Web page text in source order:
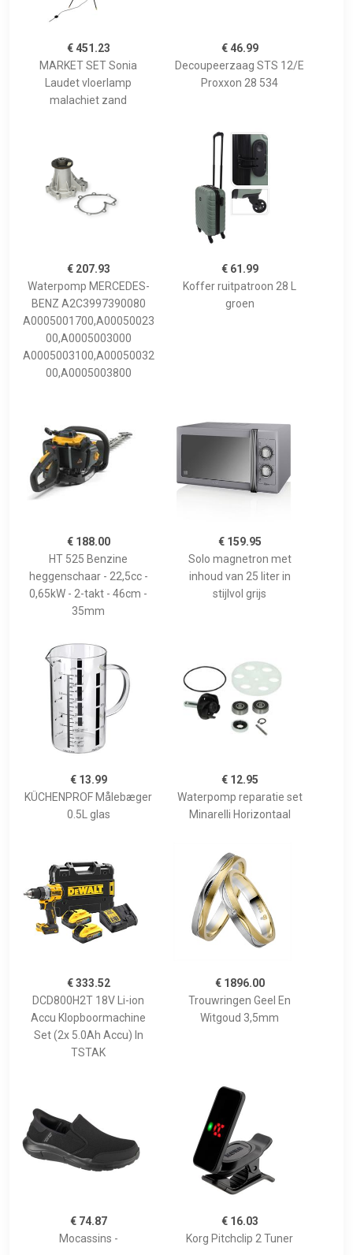
€ 451.23
MARKET SET Sonia
Laudet vloerlamp
malachiet zand
€ 46.99
Decoupeerzaag STS 12/E
Proxxon 28 534
€ 207.93
Waterpomp MERCEDES-
BENZ A2C3997390080
A0005001700,A00050023
00,A0005003000
A0005003100,A00050032
00,A0005003800
€ 61.99
Koffer ruitpatroon 28 L
groen
€ 188.00
HT 525 Benzine
heggenschaar - 22,5cc -
0,65kW - 2-takt - 46cm -
35mm
€ 159.95
Solo magnetron met
inhoud van 25 liter in
stijlvol grijs
€ 13.99
KÜCHENPROF Målebæger
0.5L glas
€ 12.95
Waterpomp reparatie set
Minarelli Horizontaal
€ 333.52
DCD800H2T 18V Li-ion
Accu Klopboormachine
Set (2x 5.0Ah Accu) In
TSTAK
€ 1896.00
Trouwringen Geel En
Witgoud 3,5mm
€ 74.87
Mocassins -
€ 16.03
Korg Pitchclip 2 Tuner